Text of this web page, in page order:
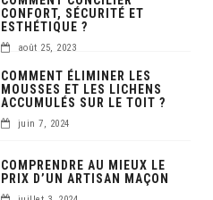
CONFORT, SÉCURITÉ ET
ESTHÉTIQUE ?
août 25, 2023
COMMENT ÉLIMINER LES
MOUSSES ET LES LICHENS
ACCUMULÉS SUR LE TOIT ?
juin 7, 2024
COMPRENDRE AU MIEUX LE
PRIX D’UN ARTISAN MAÇON